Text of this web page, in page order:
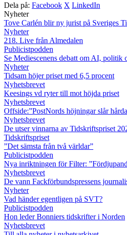
Dela på: Facebook X LinkedIn
Nyheter
Tove Carlén blir ny jurist på Sveriges
Nyheter
218. Live från Almedalen
Publicistpodden
Se Mediescenens debatt om AI, politik
Nyheter
Tidsam höjer priset med 6,5 procent
Nyhetsbrevet
Keesings vd ryter till mot höjda priset
Nyhetsbrevet
Offside:”PostNords höjningar slår
Nyhetsbrevet
De utser vinnarna av Tidskriftspriset
Tidskriftspriset
”Det sämsta från två världar”
Publicistpodden
Nya inriktningen för Filter:
Nyhetsbrevet
De vann Fackförbundspressens
Nyheter
Vad händer egentligen på SVT?
Publicistpodden
Hon leder Bonniers tidskrifter i Norden
Nyhetsbrevet